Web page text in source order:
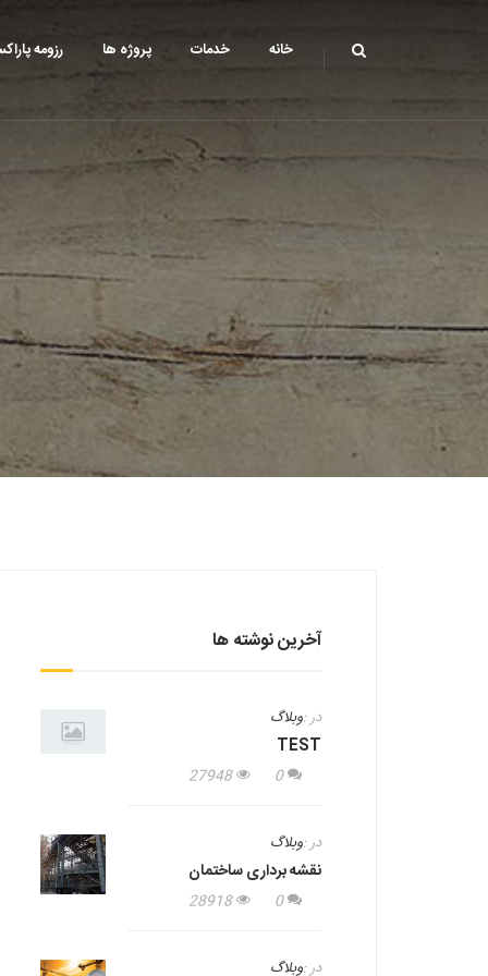
رزومه پروژه ها خدمات
امور شهری و شهرداری
نقشه برداری ساختمانی
فتوگرامتری
برد کوتاه
برداشت GPS
خانه
آخرین نوشته ها
در :وبلاگ
TEST
0
27948
در :وبلاگ
نقشه برداری ساختمان
0
28918
در :وبلاگ